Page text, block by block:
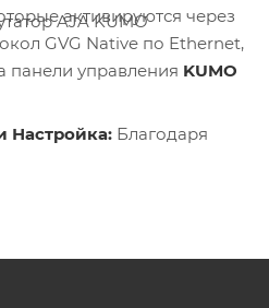
активируются через
GVG Native по Ethernet,
панели управления KUMO
Настройка: Благодаря
AJA KUMO